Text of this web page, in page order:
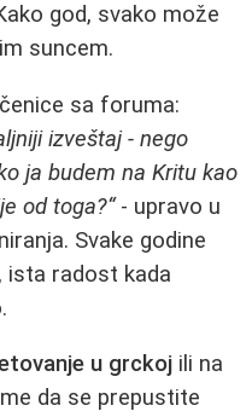
god, svako može
suncem.
sa foruma:
izveštaj - nego
ja budem na Kritu kao
od toga?“- upravo u
Svake godine
ista radost kada
u grckoj ili na
da se prepustite